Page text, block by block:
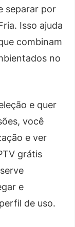
separar por
Isso ajuda
combinam
no
e quer
você
e ver
grátis
e
de uso.